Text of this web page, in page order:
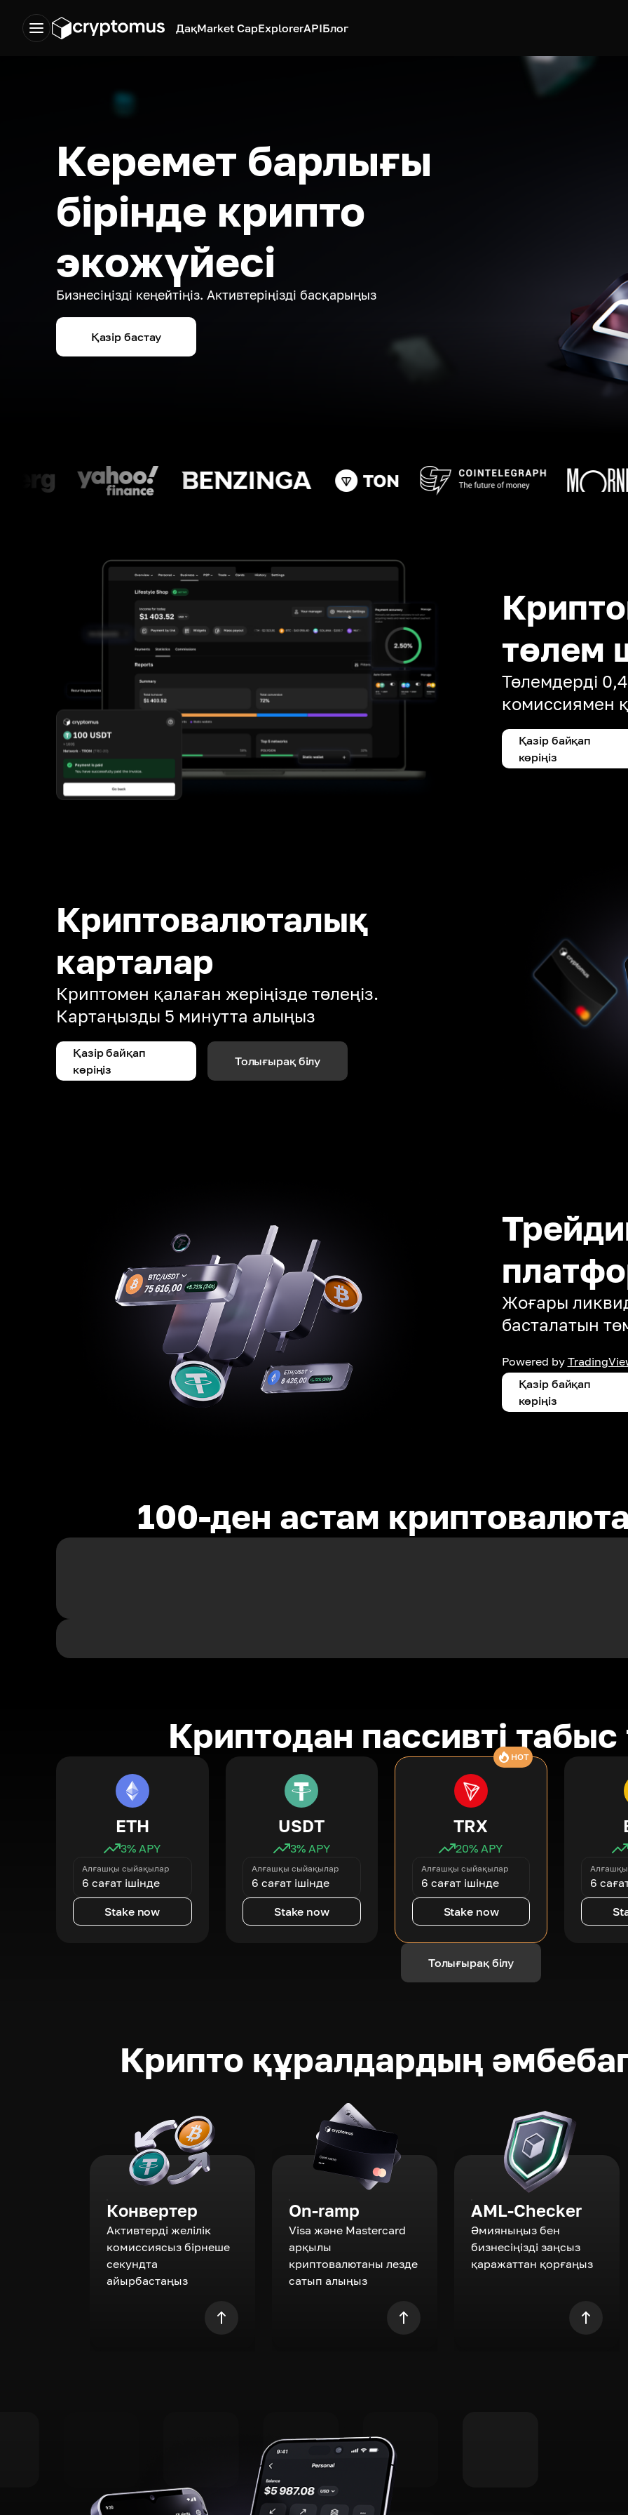
ДақMarket CapExplorerAPIБлог
Керемет барлығы
бірінде крипто
экожүйесі
Бизнесіңізді кеңейтіңіз. Активтеріңізді басқарыңыз
Қазір бастау
төлем
Төлемдерді
комиссиямен
Қазір байқап
көріңіз
Криптовалюталық
карталар
Криптомен қалаған жеріңізде төлеңіз.
Картаңызды 5 минутта алыңыз
Қазір байқап
көріңіз
Толығырақ білу
Жоғары
басталатын
Powered by
Қазір байқап
көріңіз
100-ден астам
Криптодан пассивті
ETH
3% APY
Алғашқы сыйақылар
6 сағат ішінде
Stake now
USDT
3% APY
Алғашқы сыйақылар
6 сағат ішінде
Stake now
HOT
TRX
20% APY
Алғашқы сыйақылар
6 сағат ішінде
Stake now
6
Толығырақ білу
Крипто құралдардың
Конвертер
Активтерді желілік
комиссиясыз бірнеше
секундта
айырбастаңыз
On-ramp
Visa және Mastercard
арқылы
криптовалютаны лезде
сатып алыңыз
AML-Checker
Әмияныңыз бен
бизнесіңізді заңсыз
қаражаттан қорғаңыз